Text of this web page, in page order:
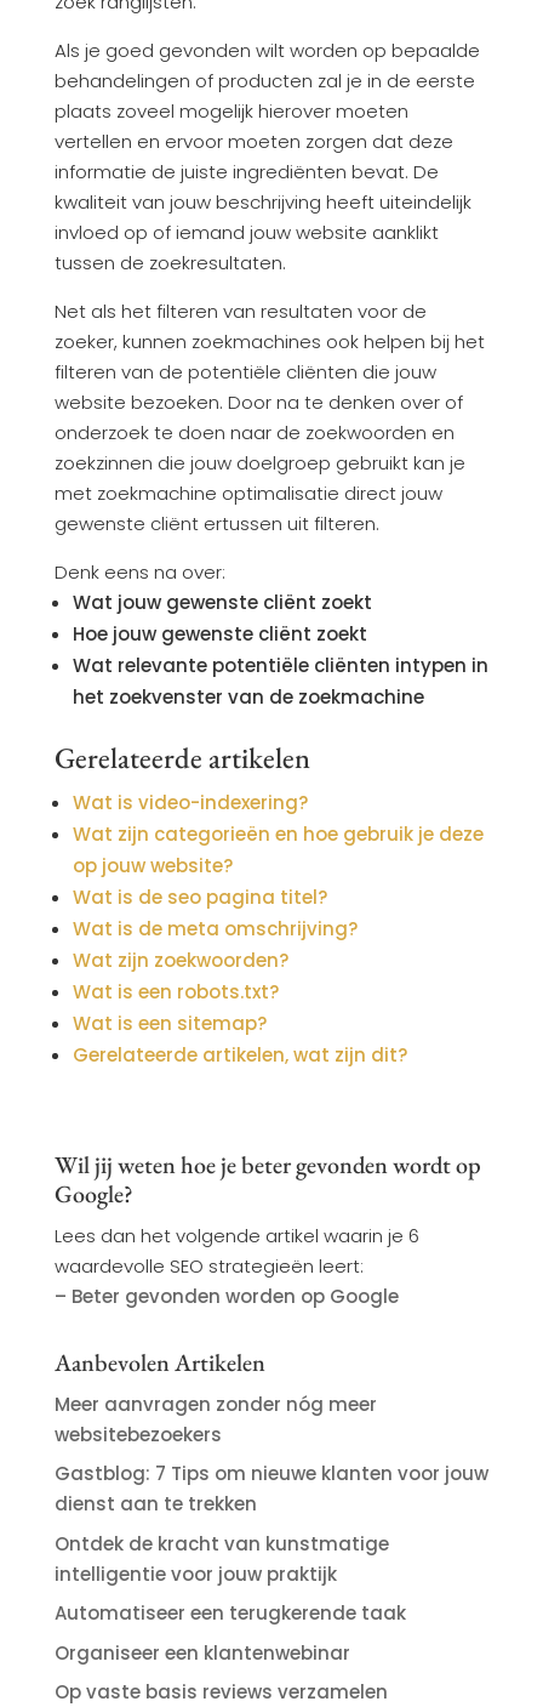
Als je goed gevonden wilt worden op bepaalde
behandelingen of producten zal je in de eerste
plaats zoveel mogelijk hierover moeten
vertellen en ervoor moeten zorgen dat deze
informatie de juiste ingrediënten bevat. De
kwaliteit van jouw beschrijving heeft uiteindelijk
invloed op of iemand jouw website aanklikt
tussen de zoekresultaten.
Net als het filteren van resultaten voor de
zoeker, kunnen zoekmachines ook helpen bij het
filteren van de potentiële cliënten die jouw
website bezoeken. Door na te denken over of
onderzoek te doen naar de zoekwoorden en
zoekzinnen die jouw doelgroep gebruikt kan je
met zoekmachine optimalisatie direct jouw
gewenste cliënt ertussen uit filteren.
Denk eens na over:
Wat jouw gewenste cliënt zoekt
Hoe jouw gewenste cliënt zoekt
Wat relevante potentiële cliënten intypen in
het zoekvenster van de zoekmachine
Gerelateerde artikelen
Wat is video-indexering?
Wat zijn categorieën en hoe gebruik je deze
op jouw website?
Wat is de seo pagina titel?
Wat is de meta omschrijving?
Wat zijn zoekwoorden?
Wat is een robots.txt?
Wat is een sitemap?
Gerelateerde artikelen, wat zijn dit?
Wil jij weten hoe je beter gevonden wordt op
Google?
Lees dan het volgende artikel waarin je 6
waardevolle SEO strategieën leert:
– Beter gevonden worden op Google
Aanbevolen Artikelen
Meer aanvragen zonder nóg meer
websitebezoekers
Gastblog: 7 Tips om nieuwe klanten voor jouw
dienst aan te trekken
Ontdek de kracht van kunstmatige
intelligentie voor jouw praktijk
Automatiseer een terugkerende taak
Organiseer een klantenwebinar
Op vaste basis reviews verzamelen